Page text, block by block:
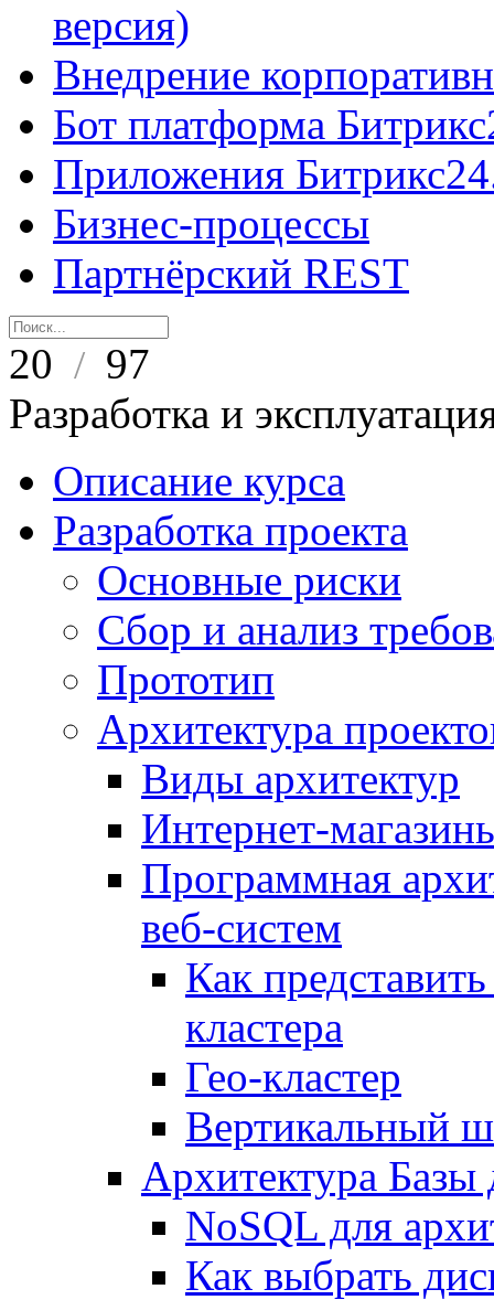
версия)
Внедрение
Бот платформа
Приложения
Бизнес-процессы
Партнёрский REST
20 / 97
Разработка и
Описание курса
Разработка проекта
Основные риски
Сбор и анализ
Прототип
Архитектура
Виды архитектур
Интернет-
Программная
веб-систем
Как
кластера
Гео-кластер
Вертикальный
Архитектура
NoSQL для
Как выбрать